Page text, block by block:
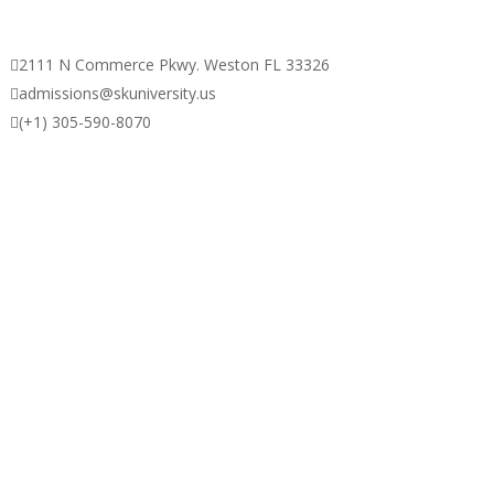
2111 N Commerce Pkwy. Weston FL 33326
admissions@skuniversity.us
(+1) 305-590-8070